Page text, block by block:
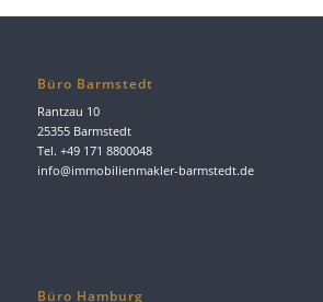
Büro Barmstedt
Rantzau 10
25355 Barmstedt
Tel. +49 171 8800048
info@immobilienmakler-barmstedt.de
Büro Hamburg